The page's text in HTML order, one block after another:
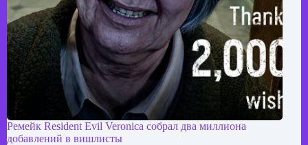
Ремейк Resident Evil Veronica собрал два миллиона
добавлений в вишлисты